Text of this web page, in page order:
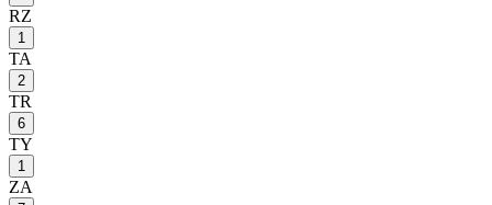
RZ
1
TA
2
TR
6
TY
1
ZA